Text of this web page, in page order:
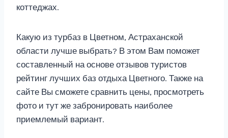
коттеджах.
Какую из турбаз в Цветном, Астраханской
области лучше выбрать? В этом Вам поможет
составленный на основе отзывов туристов
рейтинг лучших баз отдыха Цветного. Также на
сайте Вы сможете сравнить цены, просмотреть
фото и тут же забронировать наиболее
приемлемый вариант.